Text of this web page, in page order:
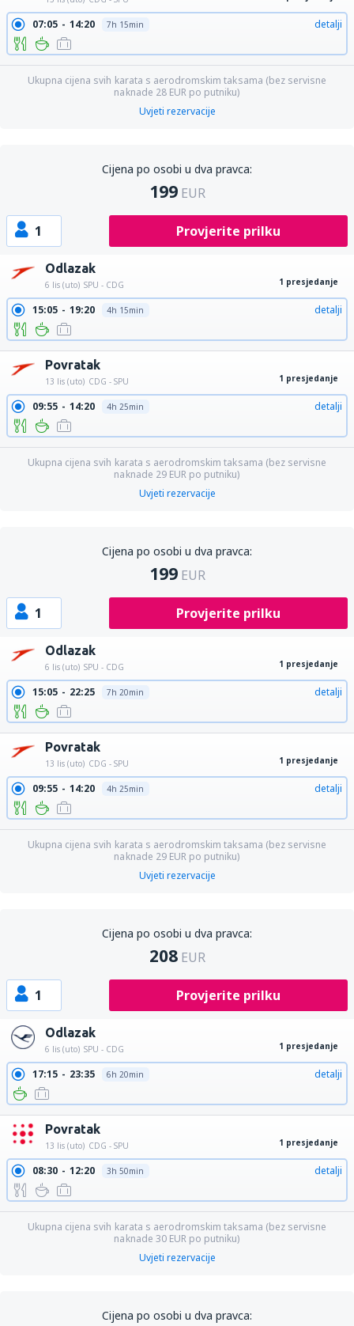
07:05 14:20 7h 15min detalji
Ukupna cijena svih karata s aerodromskim taksama (bez servisne
naknade 28 EUR po putniku)
Uvjeti rezervacije
Cijena po osobi u dva pravca:
199 EUR
1 Provjerite prilku
Odlazak
6 lis (uto) SPU - CDG 1 presjedanje
15:05 19:20 4h 15min detalji
Povratak
13 lis (uto) CDG - SPU 1 presjedanje
09:55 14:20 4h 25min detalji
Ukupna cijena svih karata s aerodromskim taksama (bez servisne
naknade 29 EUR po putniku)
Uvjeti rezervacije
Cijena po osobi u dva pravca:
199 EUR
1 Provjerite prilku
Odlazak
6 lis (uto) SPU - CDG 1 presjedanje
15:05 22:25 7h 20min detalji
Povratak
13 lis (uto) CDG - SPU 1 presjedanje
09:55 14:20 4h 25min detalji
Ukupna cijena svih karata s aerodromskim taksama (bez servisne
naknade 29 EUR po putniku)
Uvjeti rezervacije
Cijena po osobi u dva pravca:
208 EUR
1 Provjerite prilku
Odlazak
6 lis (uto) SPU - CDG 1 presjedanje
17:15 23:35 6h 20min detalji
Povratak
13 lis (uto) CDG - SPU 1 presjedanje
08:30 12:20 3h 50min detalji
Ukupna cijena svih karata s aerodromskim taksama (bez servisne
naknade 30 EUR po putniku)
Uvjeti rezervacije
Cijena po osobi u dva pravca: